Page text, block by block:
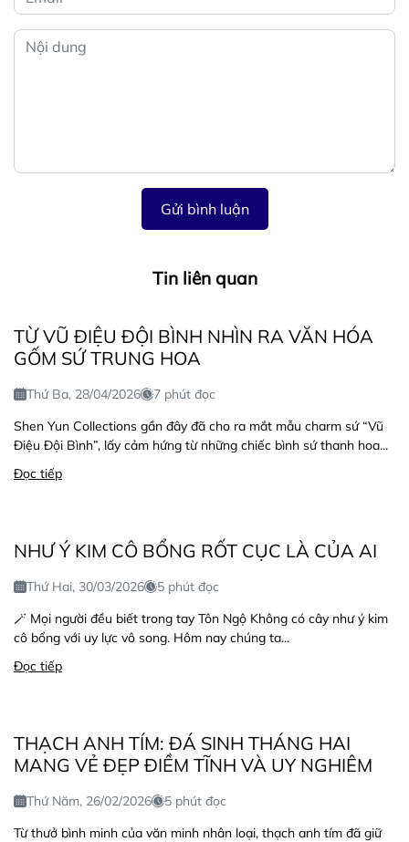
Gửi bình luận
Tin liên quan
TỪ VŨ ĐIỆU ĐỘI BÌNH NHÌN RA VĂN HÓA
GỐM SỨ TRUNG HOA
Thứ Ba, 28/04/2026
7 phút đọc
Shen Yun Collections gần đây đã cho ra mắt mẫu charm sứ “Vũ
Điệu Đội Bình”, lấy cảm hứng từ những chiếc bình sứ thanh hoa...
Đọc tiếp
NHƯ Ý KIM CÔ BỔNG RỐT CỤC LÀ CỦA AI
Thứ Hai, 30/03/2026
5 phút đọc
🪄 Mọi người đều biết trong tay Tôn Ngộ Không có cây như ý kim
cô bổng với uy lực vô song. Hôm nay chúng ta...
Đọc tiếp
THẠCH ANH TÍM: ĐÁ SINH THÁNG HAI
MANG VẺ ĐẸP ĐIỀM TĨNH VÀ UY NGHIÊM
Thứ Năm, 26/02/2026
5 phút đọc
Từ thưở bình minh của văn minh nhân loại, thạch anh tím đã giữ